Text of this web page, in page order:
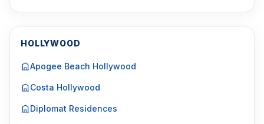
HOLLYWOOD
Apogee Beach Hollywood
Costa Hollywood
Diplomat Residences